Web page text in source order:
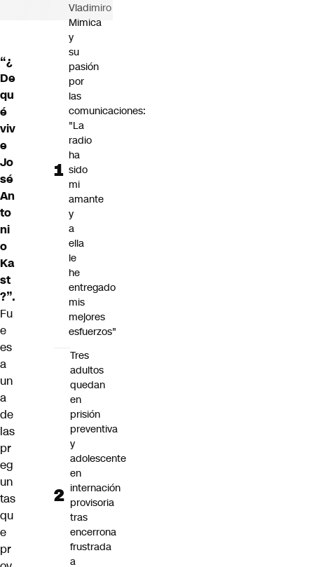
“¿
De
qu
é
viv
e
Jo
sé
An
to
ni
o
Ka
st
?”.
Fu
e
es
a
un
a
de
las
pr
eg
un
tas
qu
e
pr
Vladimiro
Mimica
y
su
pasión
por
las
comunicaciones:
"La
radio
ha
sido
mi
amante
y
a
ella
le
he
entregado
mis
mejores
esfuerzos"
Tres
adultos
quedan
en
prisión
preventiva
y
adolescente
en
internación
provisoria
tras
encerrona
frustrada
a